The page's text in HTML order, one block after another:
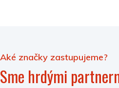
Aké značky zastupujeme?
Sme hrdými